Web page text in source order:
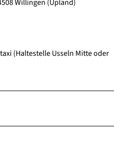
Willingen (Upland)
(Haltestelle Usseln Mitte oder